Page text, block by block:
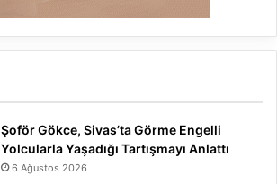
Şoför Gökce, Sivas’ta Görme Engelli
Yolcularla Yaşadığı Tartışmayı Anlattı
6 Ağustos 2026